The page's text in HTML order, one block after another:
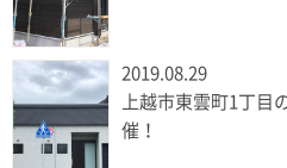
2019.08.29
上越市東雲町1丁目
催！